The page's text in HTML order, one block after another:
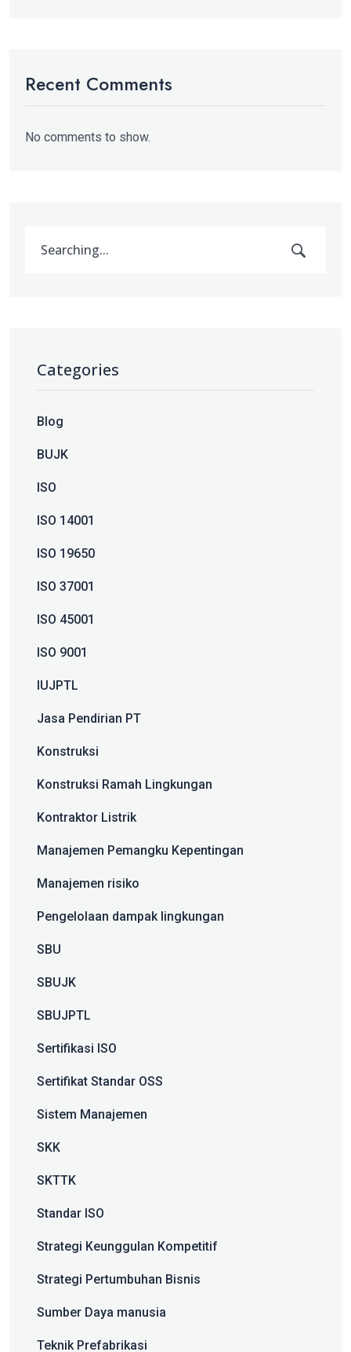
Recent Comments
No comments to show.
Categories
Blog
BUJK
ISO
ISO 14001
ISO 19650
ISO 37001
ISO 45001
ISO 9001
IUJPTL
Jasa Pendirian PT
Konstruksi
Konstruksi Ramah Lingkungan
Kontraktor Listrik
Manajemen Pemangku Kepentingan
Manajemen risiko
Pengelolaan dampak lingkungan
SBU
SBUJK
SBUJPTL
Sertifikasi ISO
Sertifikat Standar OSS
Sistem Manajemen
SKK
SKTTK
Standar ISO
Strategi Keunggulan Kompetitif
Strategi Pertumbuhan Bisnis
Sumber Daya manusia
Teknik Prefabrikasi